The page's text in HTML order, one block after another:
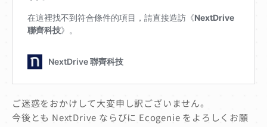
ご迷惑をおかけして大変申し訳ございません。
今後とも NextDrive ならびに Ecogenie をよろしくお願